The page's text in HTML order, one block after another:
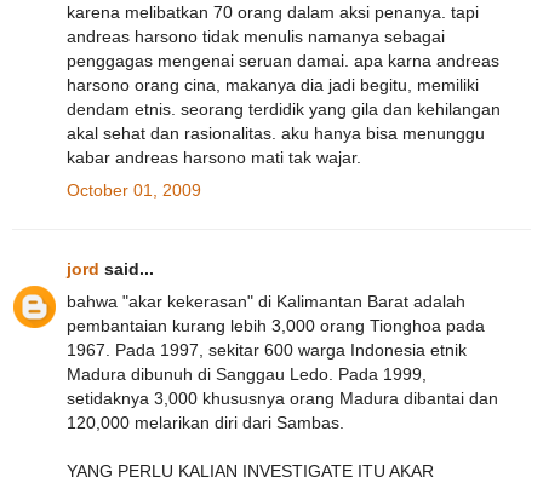
karena melibatkan 70 orang dalam aksi penanya. tapi
andreas harsono tidak menulis namanya sebagai
penggagas mengenai seruan damai. apa karna andreas
harsono orang cina, makanya dia jadi begitu, memiliki
dendam etnis. seorang terdidik yang gila dan kehilangan
akal sehat dan rasionalitas. aku hanya bisa menunggu
kabar andreas harsono mati tak wajar.
October 01, 2009
jord said...
bahwa "akar kekerasan" di Kalimantan Barat adalah
pembantaian kurang lebih 3,000 orang Tionghoa pada
1967. Pada 1997, sekitar 600 warga Indonesia etnik
Madura dibunuh di Sanggau Ledo. Pada 1999,
setidaknya 3,000 khususnya orang Madura dibantai dan
120,000 melarikan diri dari Sambas.
YANG PERLU KALIAN INVESTIGATE ITU AKAR